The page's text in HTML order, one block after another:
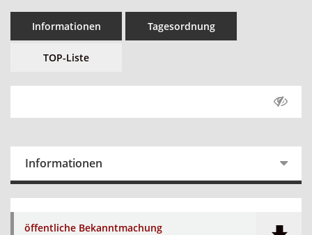
Informationen Tagesordnung
TOP-Liste
Informationen
öffentliche Bekanntmachung